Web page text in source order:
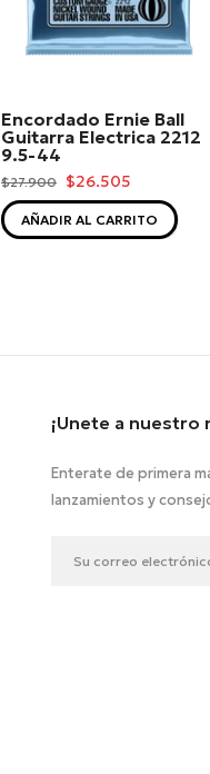
Encordado Ernie Ball
Guitarra Electrica 2212
9.5-44
$27.900 $26.505
AÑADIR AL CARRITO
¡Unete a
Enterate de primera
lanzamientos y